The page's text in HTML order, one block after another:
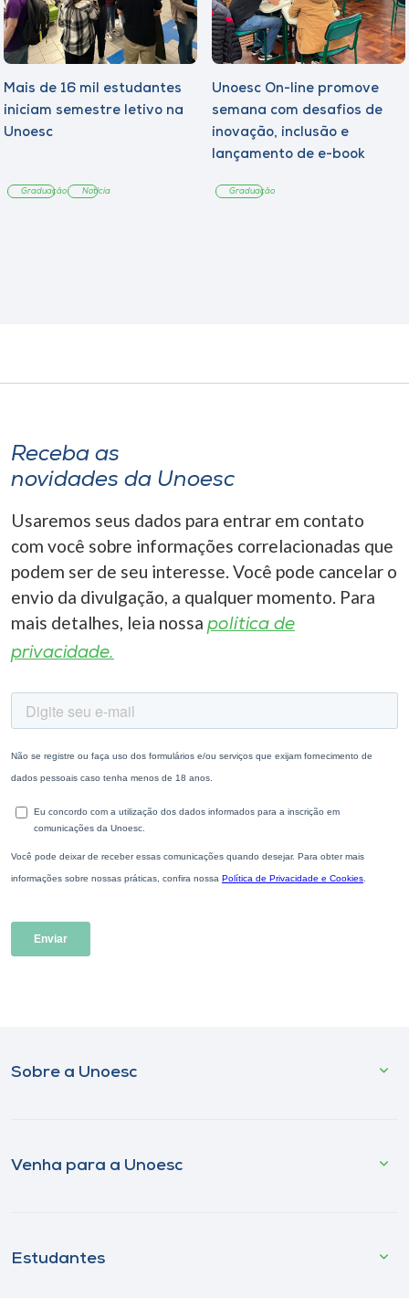
Mais de 16 mil estudantes
iniciam semestre letivo na
Unoesc
Graduação Notícia
Unoesc On-line promove
semana com desafios de
inovação, inclusão e
lançamento de e-book
Graduação
Receba as
novidades da Unoesc
Usaremos seus dados para entrar em contato
com você sobre informações correlacionadas que
podem ser de seu interesse. Você pode cancelar o
envio da divulgação, a qualquer momento. Para
mais detalhes, leia nossa política de
privacidade.
Sobre a Unoesc
Venha para a Unoesc
Estudantes